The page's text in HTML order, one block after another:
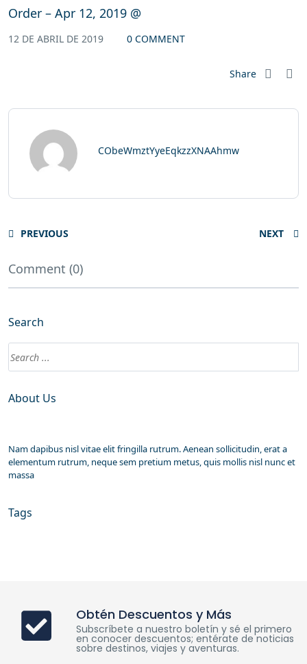
Order – Apr 12, 2019 @
12 DE ABRIL DE 2019 0 COMMENT
Share
CObeWmztYyeEqkzzXNAAhmw
PREVIOUS NEXT
Comment (0)
Search
About Us
Nam dapibus nisl vitae elit fringilla rutrum. Aenean sollicitudin, erat a
elementum rutrum, neque sem pretium metus, quis mollis nisl nunc et
massa
Tags
Obtén Descuentos y Más
Subscríbete a nuestro boletín y sé el primero
en conocer descuentos; entérate de noticias
sobre destinos, viajes y aventuras.